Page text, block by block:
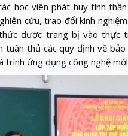
học viên phát huy tinh
cứu, trao đổi kinh
được trang bị vào thực
tuân thủ các quy định về
trình ứng dụng công nghệ